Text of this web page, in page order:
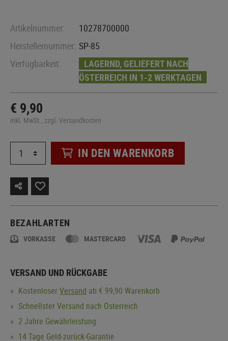
Artikelnummer:
10278700000
Herstellernummer: SP-85
Verfügbarkeit:
LAGERND, GELIEFERT NACH
ÖSTERREICH IN 1-2 WERKTAGEN
€ 9,90
inkl. MwSt., zzgl. Versandkosten
IN DEN WARENKORB
BEZAHLARTEN
VORKASSE MASTERCARD
VERSAND UND RÜCKGABE
KostenloserVersand ab € 99,90 Warenkorb
Schnellster Versand nach Österreich
2 Jahre Gewährleistung
14 Tage Geld-zurück-Garantie